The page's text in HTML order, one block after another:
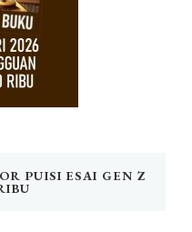
PUISI ESAI GEN Z